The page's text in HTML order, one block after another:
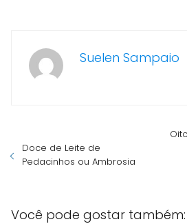
Suelen Sampaio
Doce de Leite de
Pedacinhos ou Ambrosia
Você pode gostar também: